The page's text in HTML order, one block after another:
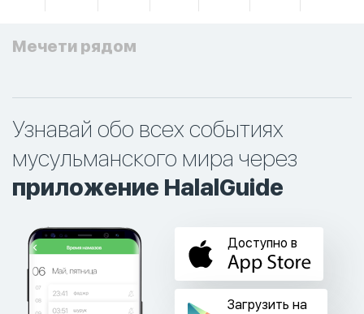
Мечети рядом
Узнавай обо всех событиях
мусульманского мира через
приложение HalalGuide
Доступно в
Загрузить на